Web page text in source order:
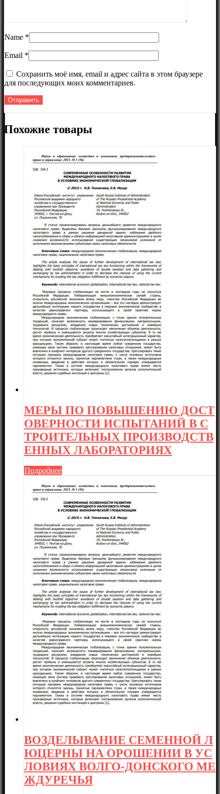
Name *
Email *
Сохранить моё имя, email и адрес сайта в этом браузере
для последующих моих комментариев.
Похожие товары
МЕРЫ ПО ПОВЫШЕНИЮ ДОСТ
ОВЕРНОСТИ ИСПЫТАНИЙ В С
ТРОИТЕЛЬНЫХ ПРОИЗВОДСТВ
ЕННЫХ ЛАБОРАТОРИЯХ
Подробнее
ВОЗДЕЛЫВАНИЕ СЕМЕННОЙ Л
ЮЦЕРНЫ НА ОРОШЕНИИ В УС
ЛОВИЯХ ВОЛГО-ДОНСКОГО МЕ
ЖДУРЕЧЬЯ